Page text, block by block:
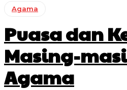
Agama
Puasa dan
Masing-
Agama